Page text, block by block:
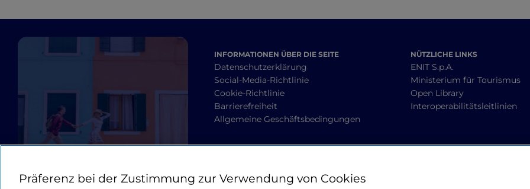
INFORMATIONEN ÜBER DIE SEITE
Datenschutzerklärung
Social-Media-Richtlinie
Cookie-Richtlinie
Barrierefreiheit
Allgemeine Geschäftsbedingungen
NÜTZLICHE LINKS
ENIT S.p.A.
Ministerium für Tourismus
Open Library
Interoperabilitätsleitlinien
Präferenz bei der Zustimmung zur Verwendung von Cookies